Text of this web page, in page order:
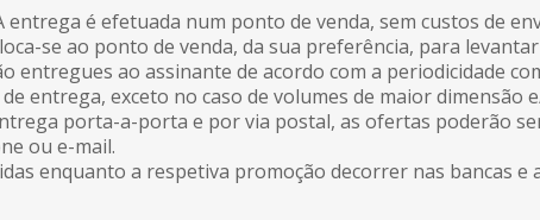
entrega é efetuada num ponto de venda, sem custos de
se ao ponto de venda, da sua preferência, para
entregues ao assinante de acordo com a periodicidade
entrega, exceto no caso de volumes de maior dimensão
porta-a-porta e por via postal, as ofertas poderão
ou e-mail.
enquanto a respetiva promoção decorrer nas bancas